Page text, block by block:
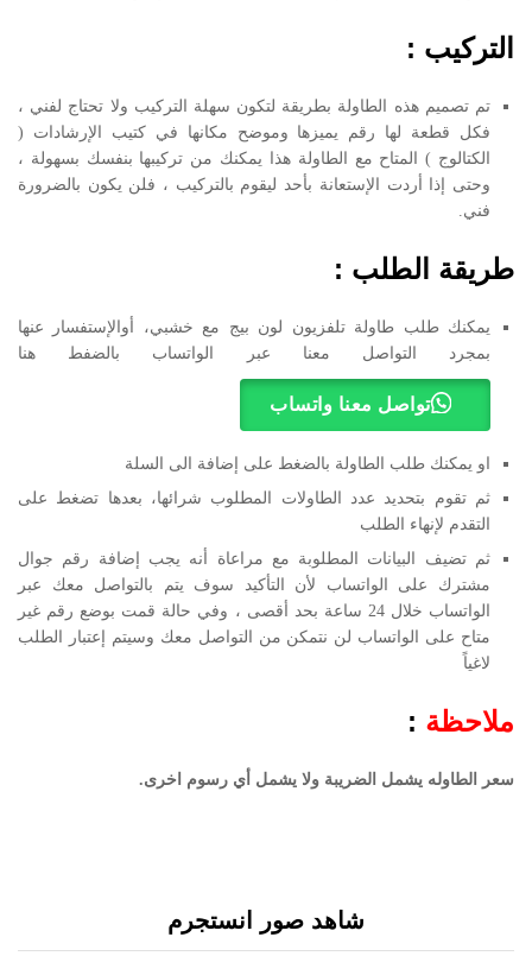
التركيب :
تم تصميم هذه الطاولة بطريقة لتكون سهلة التركيب ولا تحتاج لفني ،
فكل قطعة لها رقم يميزها وموضح مكانها في كتيب الإرشادات (
الكتالوج ) المتاح مع الطاولة هذا يمكنك من تركيبها بنفسك بسهولة ،
وحتى إذا أردت الإستعانة بأحد ليقوم بالتركيب ، فلن يكون بالضرورة
فني.
طريقة الطلب :
يمكنك طلب طاولة تلفزيون لون بيج مع خشبي، أوالإستفسار عنها
بمجرد التواصل معنا عبر الواتساب بالضفط هنا
تواصل معنا واتساب
او يمكنك طلب الطاولة بالضغط على إضافة الى السلة
ثم تقوم بتحديد عدد الطاولات المطلوب شرائها، بعدها تضغط على
التقدم لإنهاء الطلب
ثم تضيف البيانات المطلوبة مع مراعاة أنه يجب إضافة رقم جوال
مشترك على الواتساب لأن التأكيد سوف يتم بالتواصل معك عبر
الواتساب خلال 24 ساعة بحد أقصى ، وفي حالة قمت بوضع رقم غير
متاح على الواتساب لن نتمكن من التواصل معك وسيتم إعتبار الطلب
لاغياً
ملاحظة :
سعر الطاوله يشمل الضريبة ولا يشمل أي رسوم اخرى.
شاهد صور انستجرم